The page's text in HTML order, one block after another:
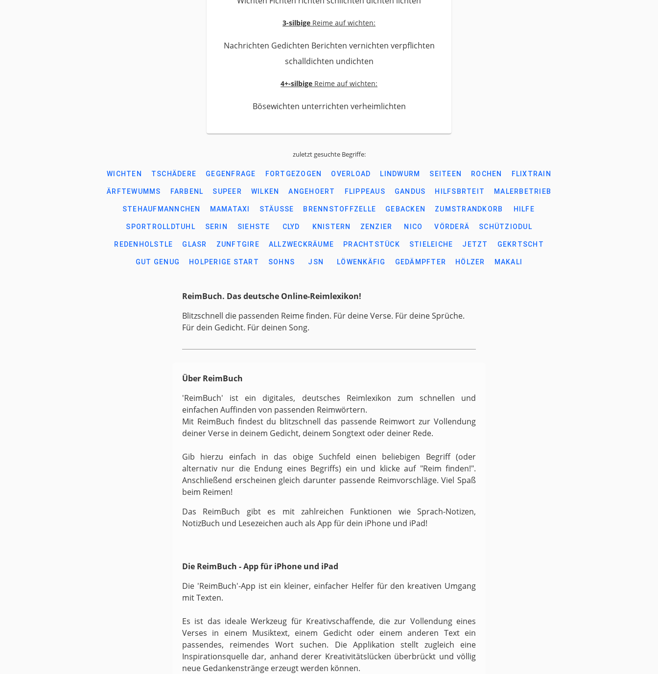
3-silbige Reime auf wichten:
Nachrichten Gedichten Berichten vernichten verpflichten
schalldichten undichten
4+-silbige Reime auf wichten:
Bösewichten unterrichten verheimlichten
zuletzt gesuchte Begriffe:
WICHTEN TSCHÄDERE GEGENFRAGE FORTGEZOGEN OVERLOAD LINDWURM SEITEEN ROCHEN FLIXTRAIN
ÄRFTEWUMMS FARBENL SUPEER WILKEN ANGEHOERT FLIPPEAUS GANDUS HILFSBRTEIT MALERBETRIEB
STEHAUFMANNCHEN MAMATAXI STÄUSSE BRENNSTOFFZELLE GEBACKEN ZUMSTRANDKORB HILFE
SPORTROLLDTUHL SERIN SIEHSTE CLYD KNISTERN ZENZIER NICO VÖRDERÄ SCHÜTZIODUL
REDENHOLSTLE GLASR ZUNFTGIRE ALLZWECKRÄUME PRACHTSTÜCK STIELEICHE JETZT GEKRTSCHT
GUT GENUG HOLPERIGE START SOHNS JSN LÖWENKÄFIG GEDÄMPFTER HÖLZER MAKALI
ReimBuch. Das deutsche Online-Reimlexikon!
Blitzschnell die passenden Reime finden. Für deine Verse. Für deine Sprüche.
Für dein Gedicht. Für deinen Song.
Über ReimBuch
'ReimBuch' ist ein digitales, deutsches Reimlexikon zum schnellen und
einfachen Auffinden von passenden Reimwörtern.
Mit ReimBuch findest du blitzschnell das passende Reimwort zur Vollendung
deiner Verse in deinem Gedicht, deinem Songtext oder deiner Rede.
Gib hierzu einfach in das obige Suchfeld einen beliebigen Begriff (oder
alternativ nur die Endung eines Begriffs) ein und klicke auf "Reim finden!".
Anschließend erscheinen gleich darunter passende Reimvorschläge. Viel Spaß
beim Reimen!
Das ReimBuch gibt es mit zahlreichen Funktionen wie Sprach-Notizen,
NotizBuch und Lesezeichen auch als App für dein iPhone und iPad!
Die ReimBuch - App für iPhone und iPad
Die 'ReimBuch'-App ist ein kleiner, einfacher Helfer für den kreativen Umgang
mit Texten.
Es ist das ideale Werkzeug für Kreativschaffende, die zur Vollendung eines
Verses in einem Musiktext, einem Gedicht oder einem anderen Text ein
passendes, reimendes Wort suchen. Die Applikation stellt zugleich eine
Inspirationsquelle dar, anhand derer Kreativitätslücken überbrückt und völlig
neue Gedankenstränge erzeugt werden können.